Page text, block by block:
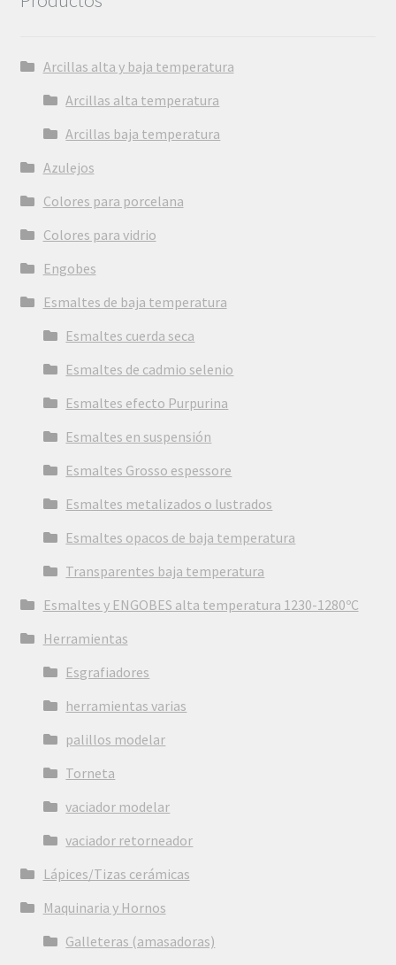
Arcillas alta y baja temperatura
Arcillas alta temperatura
Arcillas baja temperatura
Azulejos
Colores para porcelana
Colores para vidrio
Engobes
Esmaltes de baja temperatura
Esmaltes cuerda seca
Esmaltes de cadmio selenio
Esmaltes efecto Purpurina
Esmaltes en suspensión
Esmaltes Grosso espessore
Esmaltes metalizados o lustrados
Esmaltes opacos de baja temperatura
Transparentes baja temperatura
Esmaltes y ENGOBES alta temperatura 1230-1280ºC
Herramientas
Esgrafiadores
herramientas varias
palillos modelar
Torneta
vaciador modelar
vaciador retorneador
Lápices/Tizas cerámicas
Maquinaria y Hornos
Galleteras (amasadoras)